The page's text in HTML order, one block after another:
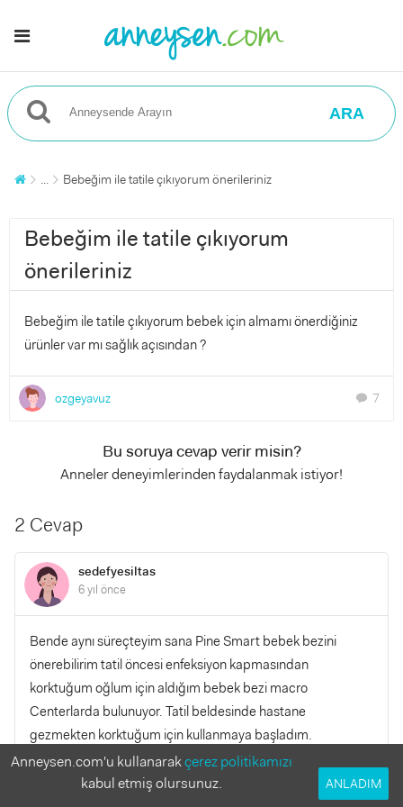
ARA
... Bebeğim ile tatile çıkıyorum önerileriniz
Bebeğim ile tatile çıkıyorum
önerileriniz
Bebeğim ile tatile çıkıyorum bebek için almamı önerdiğiniz
ürünler var mı sağlık açısından ?
ozgeyavuz chat 7
Bu soruya cevap verir misin?
Anneler deneyimlerinden faydalanmak istiyor!
2 Cevap
sedefyesiltas
6 yıl önce
Bende aynı süreçteyim sana Pine Smart bebek bezini
önerebilirim tatil öncesi enfeksiyon kapmasından
korktuğum oğlum için aldığım bebek bezi macro
Centerlarda bulunuyor. Tatil beldesinde hastane
gezmekten korktuğum için kullanmaya başladım.
YANITLA
0
Anneysen.com'u kullanarakçerez politikamızı
kabul etmiş olursunuz.
ANLADIM